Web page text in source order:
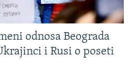
odnosa Beograda
i Rusi o poseti